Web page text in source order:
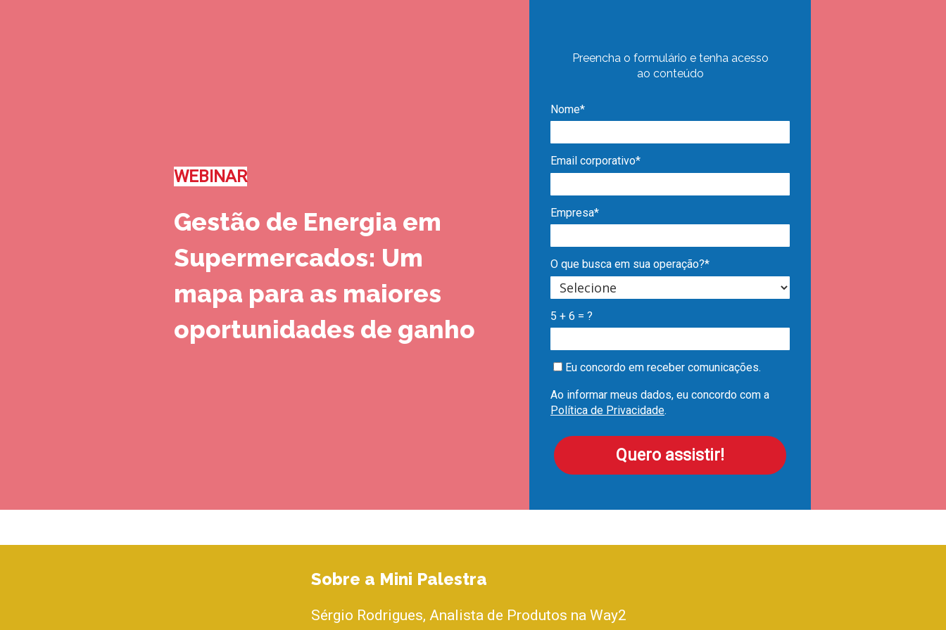
WEBINAR
Gestão de Energia em
Supermercados: Um
mapa para as maiores
oportunidades de ganho
Preencha o formulário e tenha acesso
ao conteúdo
Nome*
Email corporativo*
Empresa*
O que busca em sua operação?*
5 + 6 = ?
Eu concordo em receber comunicações.
Ao informar meus dados, eu concordo com a
Política de Privacidade.
Quero assistir!
Sobre a Mini Palestra
Sérgio Rodrigues, Analista de Produtos na Way2